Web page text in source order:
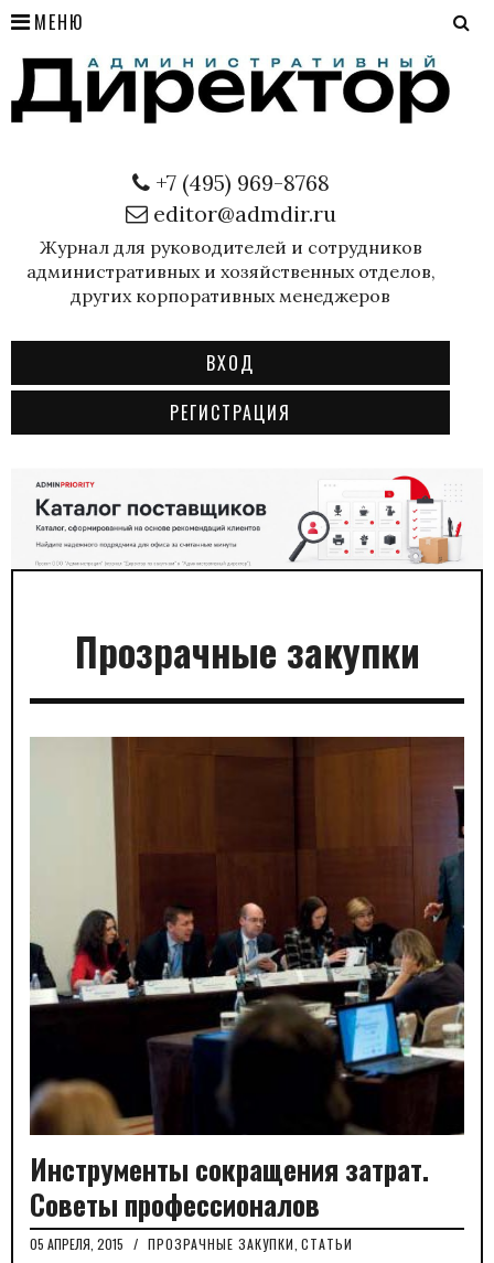
МЕНЮ
+7 (495) 969-8768
editor@admdir.ru
Журнал для руководителей и сотрудников
административных и хозяйственных отделов,
других корпоративных менеджеров
ВХОД
РЕГИСТРАЦИЯ
Прозрачные закупки
Инструменты сокращения затрат.
Советы профессионалов
05 АПРЕЛЯ, 2015 / ПРОЗРАЧНЫЕ ЗАКУПКИ СТАТЬИ